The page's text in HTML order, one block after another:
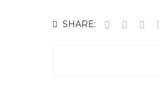
SHARE: